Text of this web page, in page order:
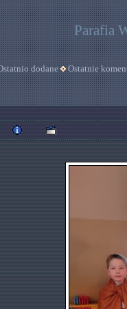
Parafia
dodane
Ostatnie